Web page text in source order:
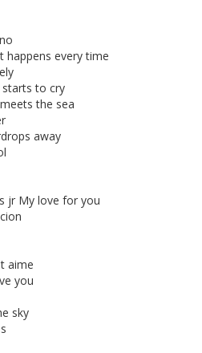
happens every time
starts to cry
the sea
away
jr My love for you
aime
you
sky